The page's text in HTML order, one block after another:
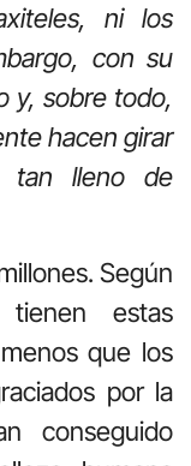
ni los
con su
y, sobre todo,
hacen girar
tan lleno de
Según
estas
que los
por la
conseguido